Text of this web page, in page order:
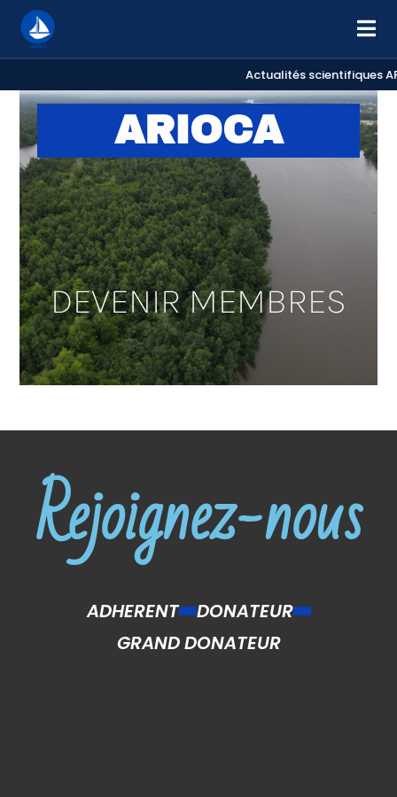
ARIOCA
DEVENIR MEMBRES
Rejoignez-nous
ADHERENT
DONATEUR
GRAND DONATEUR
Actualités scientifiques